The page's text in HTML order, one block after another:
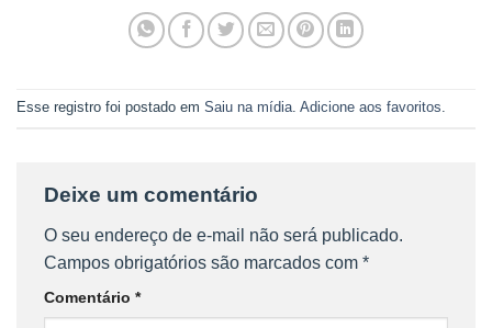
Esse registro foi postado em Saiu na mídia. Adicione aos favoritos.
Deixe um comentário
O seu endereço de e-mail não será publicado.
Campos obrigatórios são marcados com *
Comentário *